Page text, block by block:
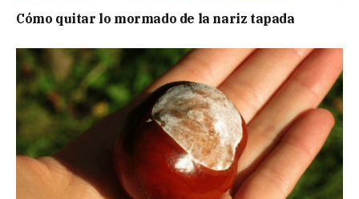
Cómo quitar lo mormado de la nariz tapada